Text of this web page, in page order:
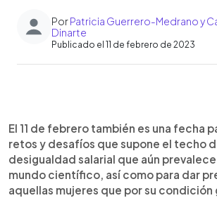
PorPatricia Guerrero-Medrano y
Dinarte
Publicado el 11 de febrero de 2023
► Escuchar artículo
El 11 de febrero también es una fecha
retos y desafíos que supone el techo
desigualdad salarial que aún
mundo científico, así como para dar
aquellas mujeres que por su